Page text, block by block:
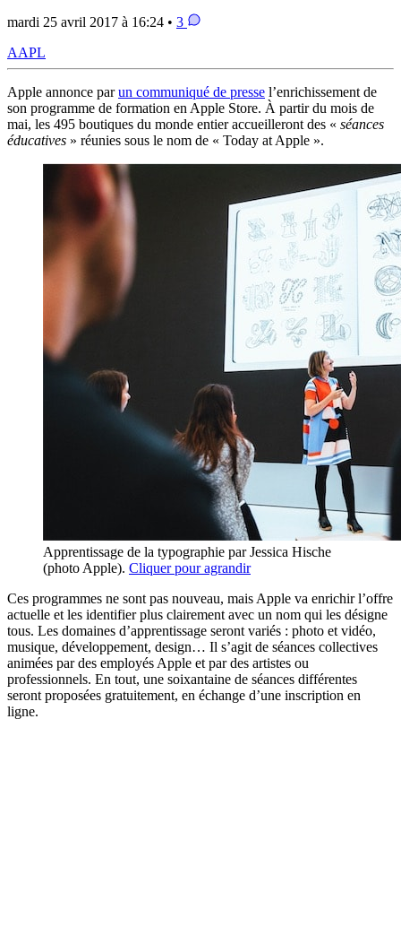
mardi 25 avril 2017 à 16:24 • 3
AAPL
Apple annonce parun communiqué de presse l’enrichissement de
son programme de formation en Apple Store. À partir du mois de
mai, les 495 boutiques du monde entier accueilleront des « séances
éducatives » réunies sous le nom de « Today at Apple ».
Apprentissage de la typographie par Jessica Hische
(photo Apple). Cliquer pour agrandir
Ces programmes ne sont pas nouveau, mais Apple va enrichir l’offre
actuelle et les identifier plus clairement avec un nom qui les désigne
tous. Les domaines d’apprentissage seront variés : photo et vidéo,
musique, développement, design… Il s’agit de séances collectives
animées par des employés Apple et par des artistes ou
professionnels. En tout, une soixantaine de séances différentes
seront proposées gratuitement, en échange d’une inscription en
ligne.